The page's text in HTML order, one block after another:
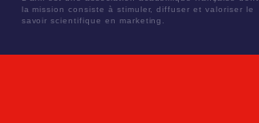
la mission consiste à stimuler, diffuser et valoriser le
savoir scientifique en marketing.